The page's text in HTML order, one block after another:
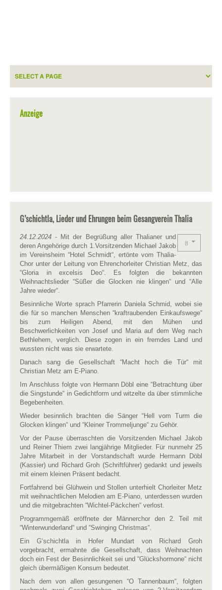
Anzeige
G’schichtla, Lieder und Ehrungen beim Gesangverein Thalia
24.12.2024 - Mit der Begrüßung aller Thalianer und
deren Angehörige durch 1.Vorsitzenden Michael Jakob
im Vereinsheim “Hotel Schmidt“, ertönte vom Thalia-
Chor unter der Leitung von Ehrenchorleiter Christian Metz, das
“Gloria in excelsis Deo“. Es folgten die bekannten
Weihnachtslieder “Süßer die Glocken nie klingen“ und “Alle
Jahre wieder“.
Besinnliche Worte sprach Pfarrerin Daniela Schmid, wobei sie
die für so manchen Menschen “kraftraubenden Einkaufswege“
bis zum Heiligen Abend, mit den Mühen und
Beschwerlichkeiten von Josef und Maria auf dem Weg nach
Bethlehem, verglich. Diese zogen in ein fremdes Land und
wussten nicht was sie erwartete.
Danach sang die Gesellschaft “Macht hoch die Tür“ mit
Christian Metz am E-Piano.
Im Anschluss folgte von Hermann Döbl eine “Betrachtung über
die Singstunde“ in Gedichtform und witzelte da über stimmliche
Begebenheiten.
Wieder besinnlich brachten die Sänger “Hell vom Turm die
Glocken klingen“ und “Kleiner Trommeljunge“ zu Gehör.
Vor der Pause überraschten die Vorsitzenden Michael Jakob
und Reiner Thiem zwei langjährige Mitglieder. Für nunmehr 25
Jahre Mitarbeit in der Vorstandschaft wurde Hermann Döbl
(Kassier) und Richard Groh (Schriftführer) gedankt und jeweils
mit einem kleinen Präsent bedacht.
Fortfahrend bei Glühwein und Stollen unterhielt Chorleiter Metz
mit weihnachtlichen Melodien am E-Piano, unterdessen wurden
und die mitgebrachten “Wichtel-Päckchen“ verlost.
Programmgemäß eröffnete der Männerchor den 2. Teil mit
“Winterwunderland“ und “Swinging Christmas“.
Ein G‘schichtla in Hofer Mundart von Richard Groh
vorgebracht, ermahnte die Gesellschaft, dass Weihnachten
doch ein Fest der Besinnlichkeit sei und “Glückshormone“ nicht
gleich übermäßigen Konsum bedeutet.
Nach dem von allen gesungenen “O Tannenbaum“, folgten